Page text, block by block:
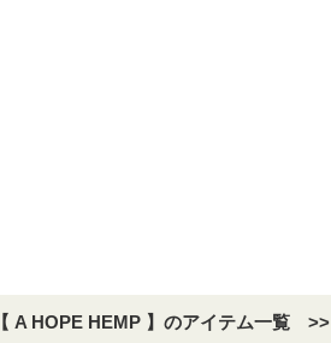
【 A HOPE HEMP 】のアイテム一覧 >>